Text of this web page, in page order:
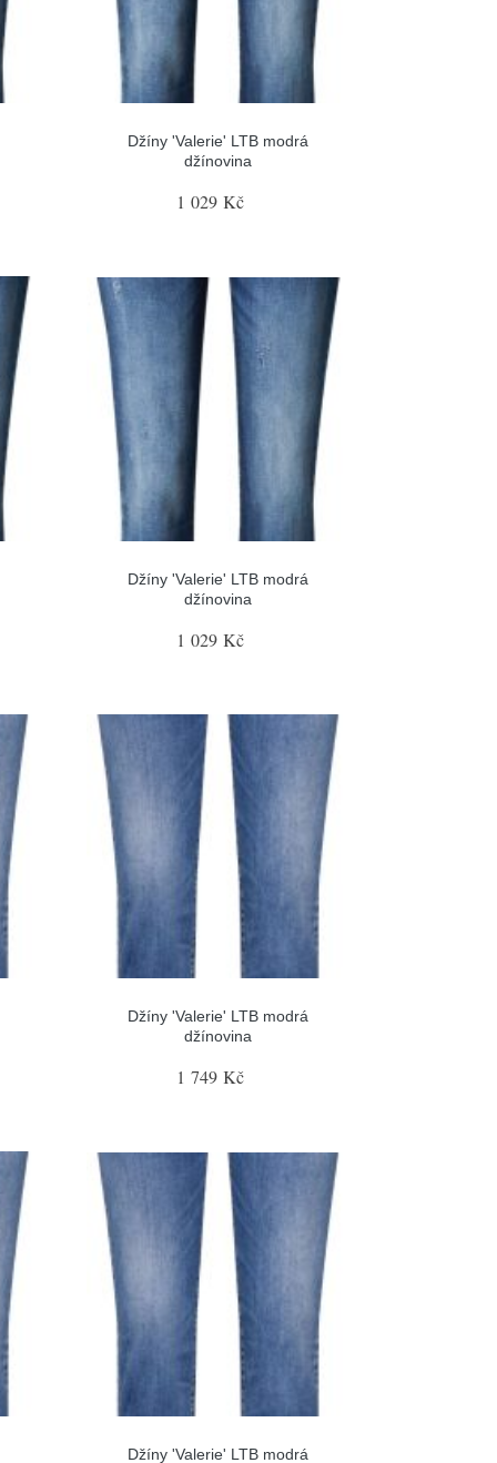
Džíny 'Valerie' LTB modrá
džínovina
1 029 Kč
Džíny 'Valerie' LTB modrá
džínovina
1 029 Kč
Džíny 'Valerie' LTB modrá
džínovina
1 749 Kč
Džíny 'Valerie' LTB modrá